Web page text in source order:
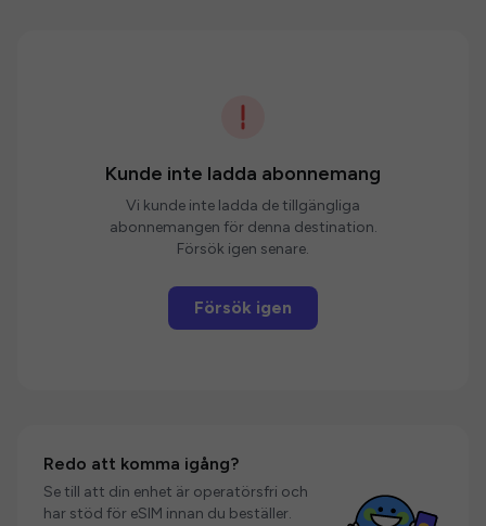
Kunde inte ladda abonnemang
Vi kunde inte ladda de tillgängliga
abonnemangen för denna destination.
Försök igen senare.
Försök igen
Redo att komma igång?
Se till att din enhet är operatörsfri och
har stöd för eSIM innan du beställer.